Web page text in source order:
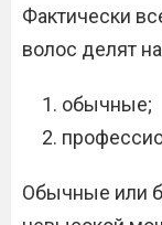
Фактически
волос делят
обычные;
Обычные или